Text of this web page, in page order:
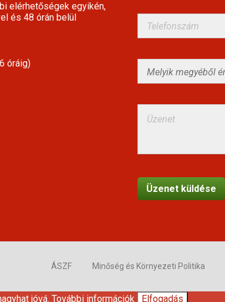
elérhetőségek egyikén,
és 48 órán belül
óráig)
ÁSZF Minőség és Környezeti Politika
jóvá. További információk Elfogadás